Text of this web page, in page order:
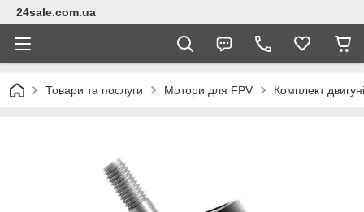
24sale.com.ua
Товари та послуги Мотори для FPV Комплект